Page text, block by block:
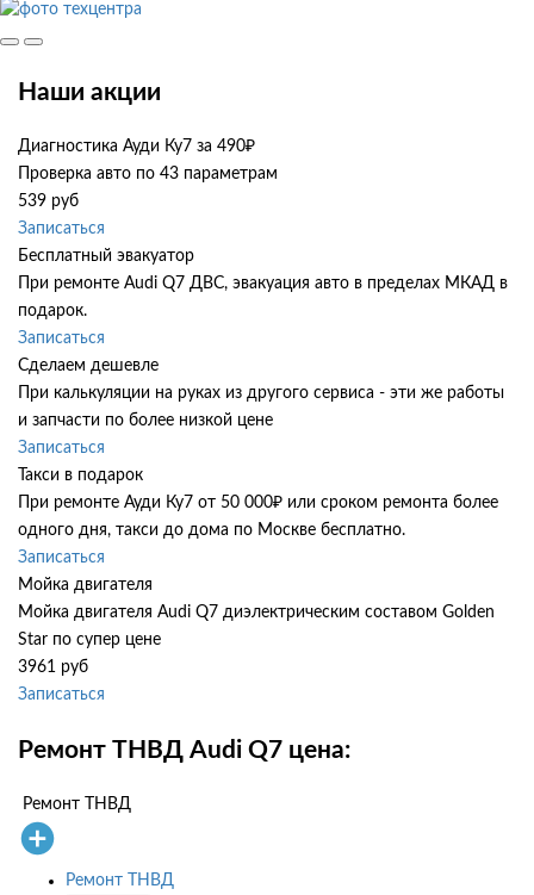
Наши акции
Диагностика Ауди Ку7 за 490₽
Проверка авто по 43 параметрам
539 руб
Записаться
Бесплатный эвакуатор
При ремонте Audi Q7 ДВС, эвакуация авто в пределах МКАД в
подарок.
Записаться
Сделаем дешевле
При калькуляции на руках из другого сервиса - эти же работы
и запчасти по более низкой цене
Записаться
Такси в подарок
При ремонте Ауди Ку7 от 50 000₽ или сроком ремонта более
одного дня, такси до дома по Москве бесплатно.
Записаться
Мойка двигателя
Мойка двигателя Audi Q7 диэлектрическим составом Golden
Star по супер цене
3961 руб
Записаться
Ремонт ТНВД Audi Q7 цена:
Ремонт ТНВД
Ремонт ТНВД